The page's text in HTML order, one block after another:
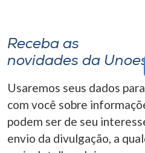
Receba as
novidades da
Usaremos seus dados
com você sobre
podem ser de seu
envio da divulgação, a